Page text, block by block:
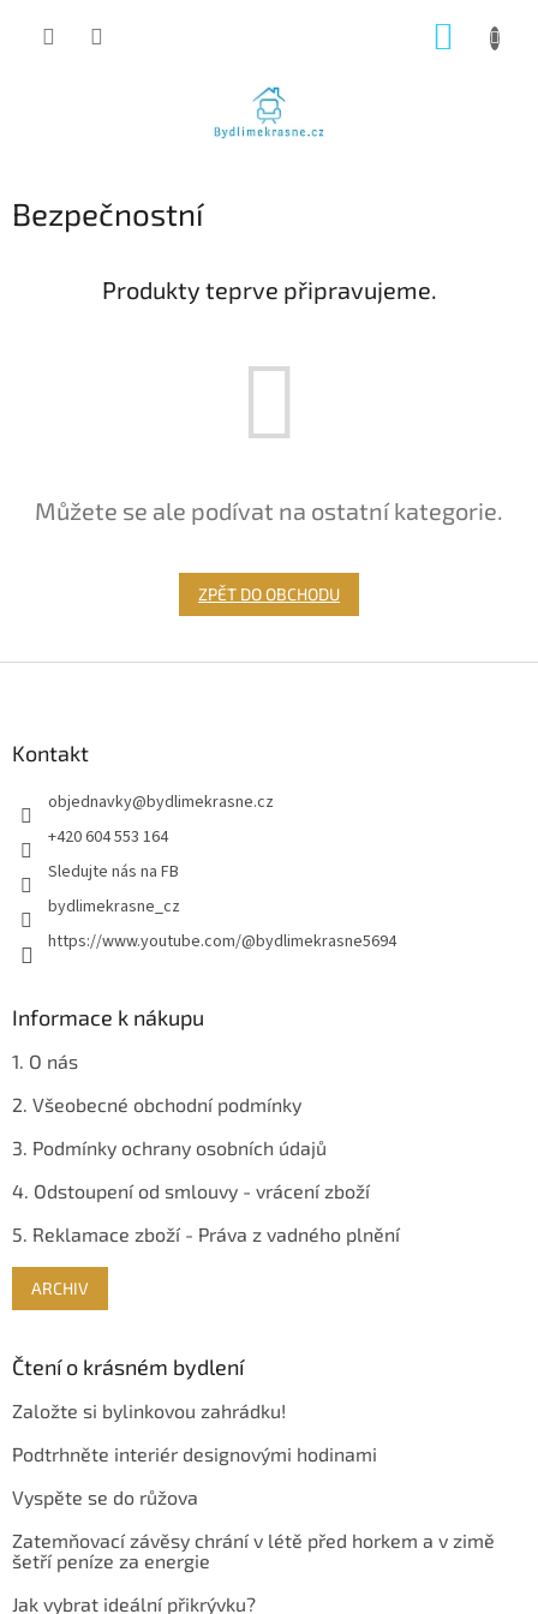
Bezpečnostní
Produkty teprve připravujeme.
Můžete se ale podívat na ostatní kategorie.
ZPĚT DO OBCHODU
Kontakt
objednavky@bydlimekrasne.cz
+420 604 553 164
Sledujte nás na FB
bydlimekrasne_cz
https://www.youtube.com/@bydlimekrasne5694
Informace k nákupu
1. O nás
2. Všeobecné obchodní podmínky
3. Podmínky ochrany osobních údajů
4. Odstoupení od smlouvy - vrácení zboží
5. Reklamace zboží - Práva z vadného plnění
ARCHIV
Čtení o krásném bydlení
Založte si bylinkovou zahrádku!
Podtrhněte interiér designovými hodinami
Vyspěte se do růžova
Zatemňovací závěsy chrání v létě před horkem a v zimě
šetří peníze za energie
Jak vybrat ideální přikrývku?